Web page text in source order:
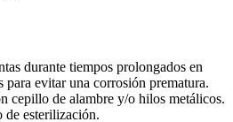
durante tiempos prolongados en
para evitar una corrosión prematura.
cepillo de alambre y/o hilos metálicos.
de esterilización.